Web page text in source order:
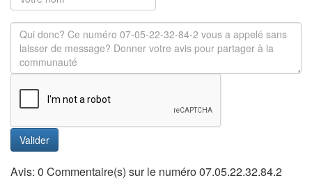
Valider
Avis: 0 Commentaire(s) sur le numéro 07.05.22.32.84.2